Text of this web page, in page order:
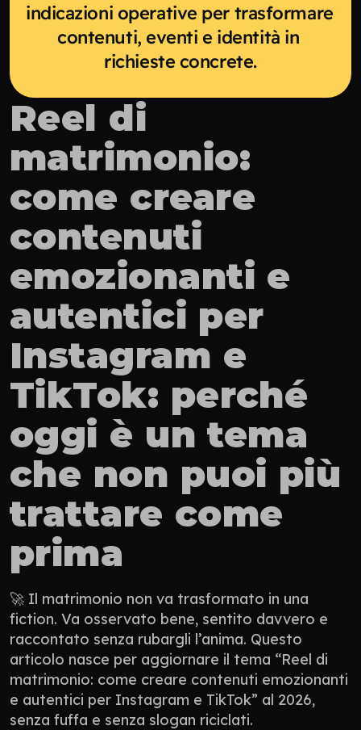
indicazioni operative per trasformare
contenuti, eventi e identità in
richieste concrete.
Reel di
matrimonio:
come creare
contenuti
emozionanti e
autentici per
Instagram e
TikTok: perché
oggi è un tema
che non puoi più
trattare come
prima
🚀 Il matrimonio non va trasformato in una
fiction. Va osservato bene, sentito davvero e
raccontato senza rubargli l’anima. Questo
articolo nasce per aggiornare il tema “Reel di
matrimonio: come creare contenuti emozionanti
e autentici per Instagram e TikTok” al 2026,
senza fuffa e senza slogan riciclati.